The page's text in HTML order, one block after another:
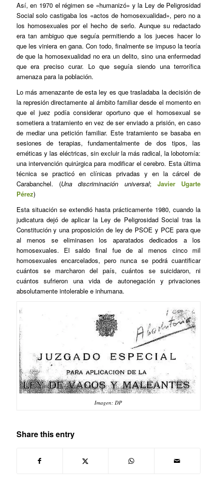
Así, en 1970 el régimen se «humanizó» y la Ley de Peligrosidad
Social solo castigaba los «actos de homosexualidad», pero no a
los homosexuales por el hecho de serlo. Aunque su redactado
era tan ambiguo que seguía permitiendo a los jueces hacer lo
que les viniera en gana. Con todo, finalmente se impuso la teoría
de que la homosexualidad no era un delito, sino una enfermedad
que era preciso curar. Lo que seguía siendo una terrorífica
amenaza para la población.
Lo más amenazante de esta ley es que trasladaba la decisión de
la represión directamente al ámbito familiar desde el momento en
que el juez podía considerar oportuno que el homosexual se
sometiera a tratamiento en vez de ser enviado a prisión, en caso
de mediar una petición familiar. Este tratamiento se basaba en
sesiones de terapias, fundamentalmente de dos tipos, las
eméticas y las eléctricas, sin excluir la más radical, la lobotomía:
una intervención quirúrgica para modificar el cerebro. Esta última
técnica se practicó en clínicas privadas y en la cárcel de
Carabanchel. (Una discriminación universal;Javier Ugarte
Pérez)
Esta situación se extendió hasta prácticamente 1980, cuando la
judicatura dejó de aplicar la Ley de Peligrosidad Social tras la
Constitución y una proposición de ley de PSOE y PCE para que
al menos se eliminasen los aparatados dedicados a los
homosexuales. El saldo final fue de al menos cinco mil
homosexuales encarcelados, pero nunca se podrá cuantificar
cuántos se marcharon del país, cuántos se suicidaron, ni
cuántos sufrieron una vida de autonegación y privaciones
absolutamente intolerable e inhumana.
Imagen: DP
Share this entry